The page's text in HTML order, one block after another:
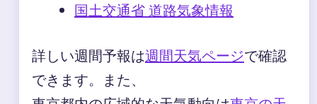
国土交通省 道路気象情報
詳しい週間予報は週間天気ページで確認
できます。また、